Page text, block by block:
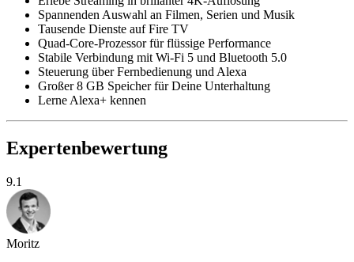
Spannenden Auswahl an Filmen, Serien und Musik
Tausende Dienste auf Fire TV
Quad-Core-Prozessor für flüssige Performance
Stabile Verbindung mit Wi-Fi 5 und Bluetooth 5.0
Steuerung über Fernbedienung und Alexa
Großer 8 GB Speicher für Deine Unterhaltung
Lerne Alexa+ kennen
Expertenbewertung
9.1
Moritz